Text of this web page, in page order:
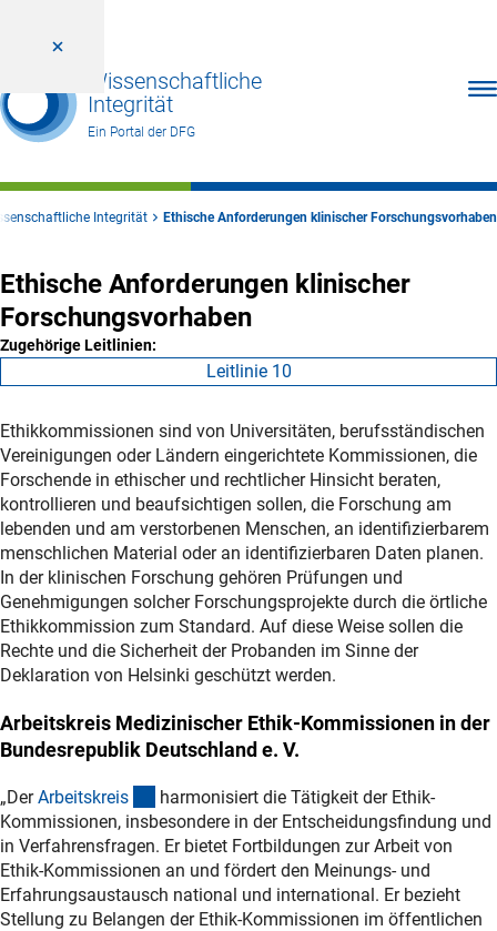
Wissenschaftliche
Integrität
Ein Portal der DFG
Integrität Ethische Anforderungen klinischer Forschungsvorhaben
Ethische Anforderungen klinischer
Forschungsvorhaben
Zugehörige Leitlinien:
Leitlinie 10
Ethikkommissionen sind von Universitäten, berufsständischen
Vereinigungen oder Ländern eingerichtete Kommissionen, die
Forschende in ethischer und rechtlicher Hinsicht beraten,
kontrollieren und beaufsichtigen sollen, die Forschung am
lebenden und am verstorbenen Menschen, an identifizierbarem
menschlichen Material oder an identifizierbaren Daten planen.
In der klinischen Forschung gehören Prüfungen und
Genehmigungen solcher Forschungsprojekte durch die örtliche
Ethikkommission zum Standard. Auf diese Weise sollen die
Rechte und die Sicherheit der Probanden im Sinne der
Deklaration von Helsinki geschützt werden.
Arbeitskreis Medizinischer Ethik-Kommissionen in der
Bundesrepublik Deutschland e. V.
„DerArbeitskreis (externer Link)
harmonisiert die Tätigkeit der Ethik-
Kommissionen, insbesondere in der Entscheidungsfindung und
in Verfahrensfragen. Er bietet Fortbildungen zur Arbeit von
Ethik-Kommissionen an und fördert den Meinungs- und
Erfahrungsaustausch national und international. Er bezieht
Stellung zu Belangen der Ethik-Kommissionen im öffentlichen